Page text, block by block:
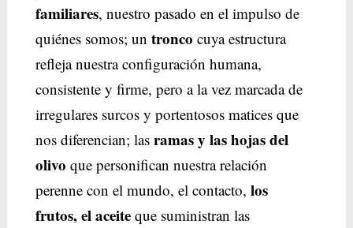
familiares, nuestro pasado en el impulso de
quiénes somos; un tronco cuya estructura
refleja nuestra configuración humana,
consistente y firme, pero a la vez marcada de
irregulares surcos y portentosos matices que
nos diferencian; las ramas y las hojas del
olivo que personifican nuestra relación
perenne con el mundo, el contacto, los
frutos, el aceiteque suministran las